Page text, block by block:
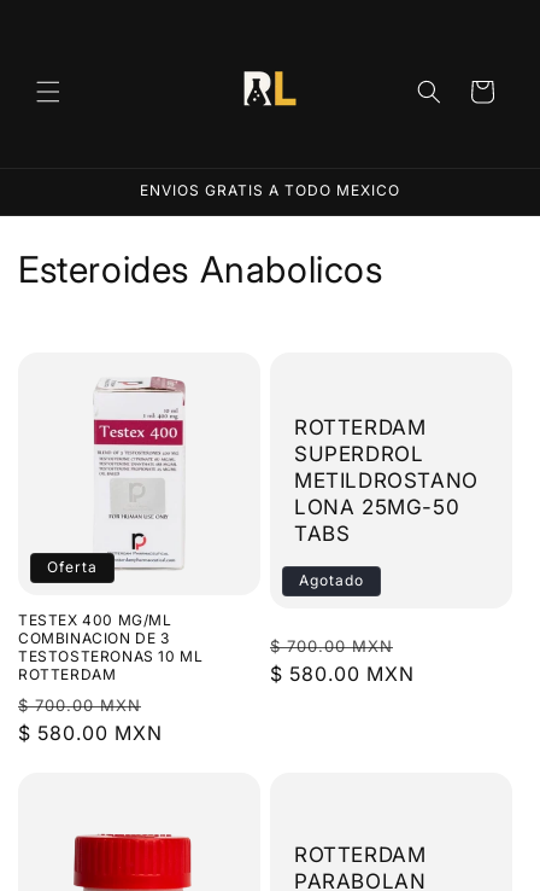
Carrito
ENVIOS GRATIS A TODO MEXICO
C
ó
n
:
Esteroides Anabolicos
Oferta
TESTEX 400 MG/ML
COMBINACION DE 3
TESTOSTERONAS 10 ML
ROTTERDAM
Precio
habitual
$ 700.00 MXN
de
$ 580.00 MXN
ROTTERDAM
SUPERDROL
METILDROSTANO
LONA 25MG-50
TABS
Agotado
Precio
habitual
$ 700.00 MXN
de
$ 580.00 MXN
ROTTERDAM
PARABOLAN